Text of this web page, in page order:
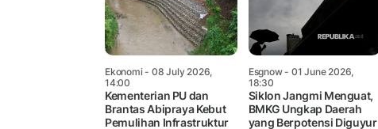
Ekonomi- 08 July 2026,
14:00
Kementerian PU dan
Brantas Abipraya Kebut
Pemulihan Infrastruktur
Esgnow- 01 June 2026,
18:30
Siklon Jangmi Menguat,
BMKG Ungkap Daerah
yang Berpotensi Diguyur